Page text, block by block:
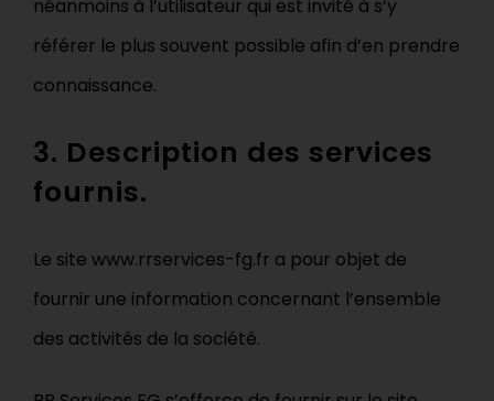
néanmoins à l’utilisateur qui est invité à s’y
référer le plus souvent possible afin d’en prendre
connaissance.
3. Description des services
fournis.
Le site www.rrservices-fg.fr a pour objet de
fournir une information concernant l’ensemble
des activités de la société.